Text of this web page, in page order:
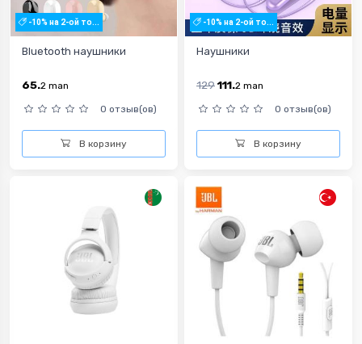
-10% на 2-ой то...
Bluetooth наушники
65.2 man
0 отзыв(ов)
В корзину
-10% на 2-ой то...
Hаушники
129111.2 man
0 отзыв(ов)
В корзину